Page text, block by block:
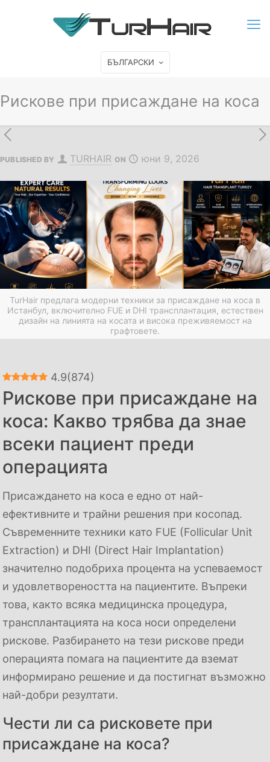
БЪЛГАРСКИ
Рискове при присаждане на коса
PUBLISHED BY TURHAIR ON юни 9, 2026
TurHair предлага модерни техники за присаждане на коса в
Истанбул, включително FUE и DHI трансплантация, естествен
дизайн на линията на косата и висока преживяемост на
графтовете.
4.9(874)
Рискове при присаждане на
коса: Какво трябва да знае
всеки пациент преди
операцията
Присаждането на коса е едно от най-
ефективните и трайни решения при косопад.
Съвременните техники като FUE (Follicular Unit
Extraction) и DHI (Direct Hair Implantation)
значително подобриха процента на успеваемост
и удовлетвореността на пациентите. Въпреки
това, както всяка медицинска процедура,
трансплантацията на коса носи определени
рискове. Разбирането на тези рискове преди
операцията помага на пациентите да вземат
информирано решение и да постигнат възможно
най-добри резултати.
Чести ли са рисковете при
присаждане на коса?